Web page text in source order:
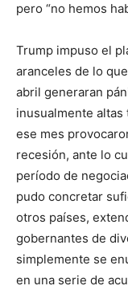
pero “no hemos
Trump impuso el
aranceles de lo
abril generaran
inusualmente altas
ese mes
recesión, ante lo
período de
pudo concretar
otros países,
gobernantes de
simplemente se
en una serie de